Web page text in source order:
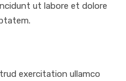
ut labore et dolore
exercitation ullamco